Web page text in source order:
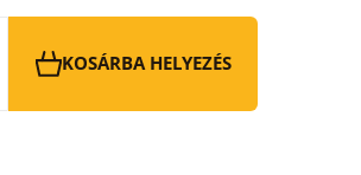
KOSÁRBA HELYEZÉS